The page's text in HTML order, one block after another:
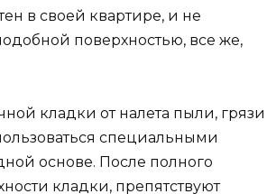
в своей квартире, и не
поверхностью, все же,
кладки от налета пыли, грязи
специальными
основе. После полного
кладки, препятствуют